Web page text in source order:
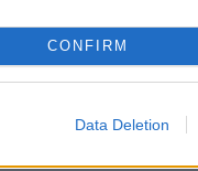
CONFIRM
Data Deletion